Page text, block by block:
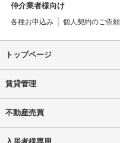
仲介業者様向け
各種お申込み 個人契約のご依頼
トップページ
賃貸管理
不動産売買